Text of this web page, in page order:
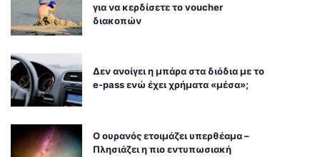
για να κερδίσετε το voucher
διακοπών
Δεν ανοίγει η μπάρα στα διόδια με το
e-pass ενώ έχει χρήματα «μέσα»;
Ο ουρανός ετοιμάζει υπερθέαμα –
Πλησιάζει η πιο εντυπωσιακή